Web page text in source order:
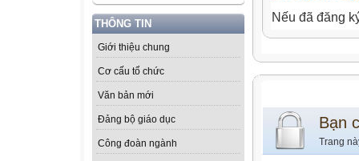
THÔNG TIN
Giới thiệu chung
Cơ cấu tổ chức
Văn bản mới
Đảng bộ giáo dục
Công đoàn ngành
Nếu đã đăng
Bạn
Trang